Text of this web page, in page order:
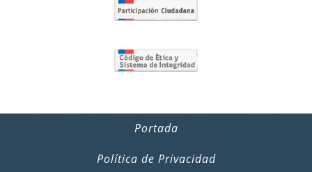
Portada
Política de Privacidad